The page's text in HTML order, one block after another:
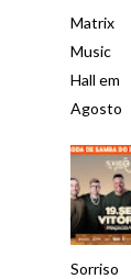
Matrix
Music
Hall em
Agosto
Sorriso